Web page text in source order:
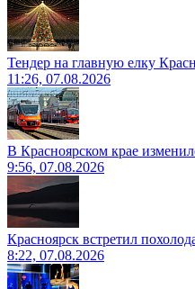
Тендер на главную елку
11:26, 07.08.2026
В Красноярском крае
9:56, 07.08.2026
Красноярск встретил
8:22, 07.08.2026